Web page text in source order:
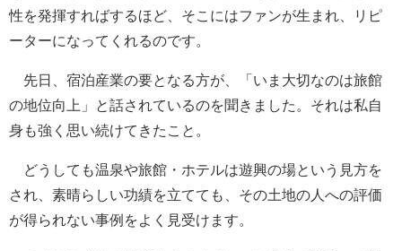
性を発揮すればするほど、そこにはファンが生まれ、リピ
ーターになってくれるのです。
先日、宿泊産業の要となる方が、「いま大切なのは旅館
の地位向上」と話されているのを聞きました。それは私自
身も強く思い続けてきたこと。
どうしても温泉や旅館・ホテルは遊興の場という見方を
され、素晴らしい功績を立てても、その土地の人への評価
が得られない事例をよく見受けます。